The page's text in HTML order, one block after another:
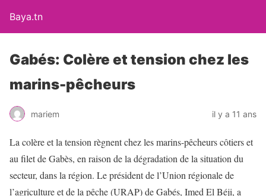
Baya.tn
Gabés: Colère et tension chez les
marins-pêcheurs
mariem il y a 11 ans
La colère et la tension règnent chez les marins-pêcheurs côtiers et
au filet de Gabès, en raison de la dégradation de la situation du
secteur, dans la région. Le président de l’Union régionale de
l’agriculture et de la pêche (URAP) de Gabés, Imed El Béji, a